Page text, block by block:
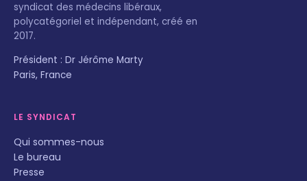
syndicat des médecins libéraux,
polycatégoriel et indépendant, créé en
2017.
Président : Dr Jérôme Marty
Paris, France
LE SYNDICAT
Qui sommes-nous
Le bureau
Presse